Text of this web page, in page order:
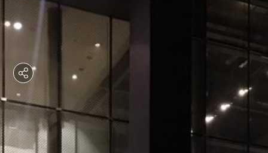
רוצים לדעת יותר?
השאירו פרטים ונחזור אליכם